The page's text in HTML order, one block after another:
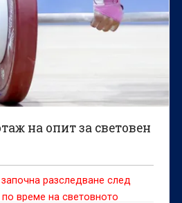
на опит за световен
разследване след
време на световното